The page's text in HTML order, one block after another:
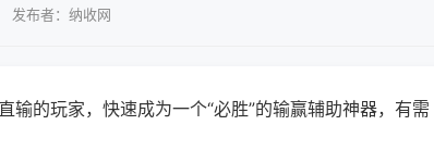
发布者：纳收网
输的玩家，快速成为一个“必胜”的输赢辅助神器，有需